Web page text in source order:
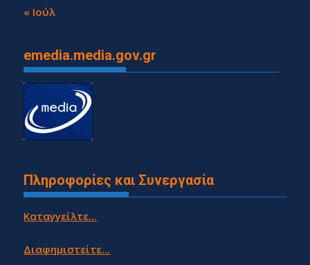
31
« Ιούλ
emedia.media.gov.gr
Πληροφορίες και Συνεργασία
Καταγγείλτε...
Διαφημιστείτε...